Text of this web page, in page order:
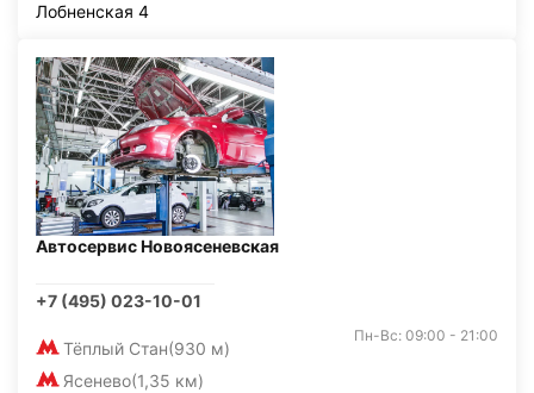
Лобненская 4
Автосервис Новоясеневская
+7 (495) 023-10-01
Тёплый Стан(930 м)
Ясенево(1,35 км)
Пн-Вс: 09:00 - 21:00